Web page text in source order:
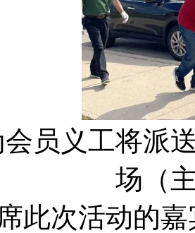
会员义工将派
场（
此次活动的